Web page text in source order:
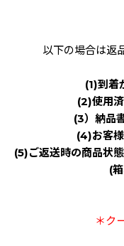
以下の場合は返
(1)到着
(2)使用
(3）納品
(4)お客
(5)ご返送時の商品状
(
＊ク